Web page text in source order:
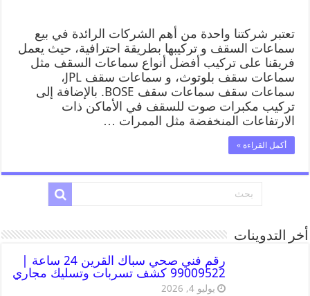
تعتبر شركتنا واحدة من أهم الشركات الرائدة في بيع
سماعات السقف و تركيبها بطريقة احترافية، حيث يعمل
فريقنا على تركيب أفضل أنواع سماعات السقف مثل
سماعات سقف بلوتوث، و سماعات سقف JPL،
سماعات سقف سماعات سقف BOSE. بالإضافة إلى
تركيب مكبرات صوت للسقف في الأماكن ذات
الارتفاعات المنخفضة مثل الممرات …
أكمل القراءة »
أخر التدوينات
رقم فني صحي سباك القرين 24 ساعة |
99009522 كشف تسربات وتسليك مجاري
يوليو 4, 2026